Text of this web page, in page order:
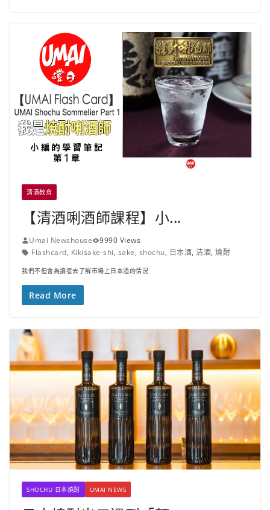
清酒教育
【清酒唎酒師課程】小...
Umai Newshouse
9990 Views
Flashcard, Kikisake-shi, sake, shochu, 日本酒, 清酒, 燒酎
我們不但會為讀者去了解市場上日本酒的情況
Read More
SHOCHU 日本焼酎 UMAI NEWS